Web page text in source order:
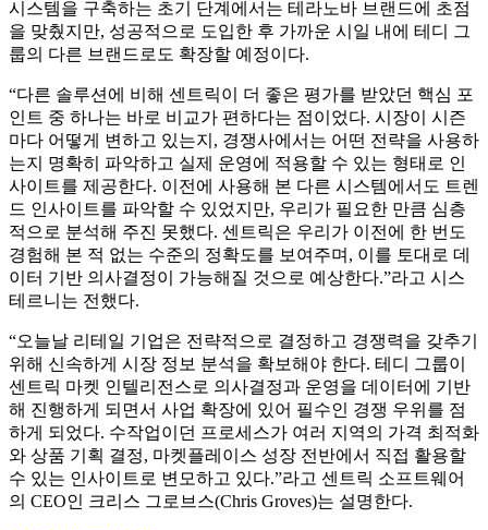
시스템을 구축하는 초기 단계에서는 테라노바 브랜드에 초점
을 맞췄지만, 성공적으로 도입한 후 가까운 시일 내에 테디 그
룹의 다른 브랜드로도 확장할 예정이다.
“다른 솔루션에 비해 센트릭이 더 좋은 평가를 받았던 핵심 포
인트 중 하나는 바로 비교가 편하다는 점이었다. 시장이 시즌
마다 어떻게 변하고 있는지, 경쟁사에서는 어떤 전략을 사용하
는지 명확히 파악하고 실제 운영에 적용할 수 있는 형태로 인
사이트를 제공한다. 이전에 사용해 본 다른 시스템에서도 트렌
드 인사이트를 파악할 수 있었지만, 우리가 필요한 만큼 심층
적으로 분석해 주진 못했다. 센트릭은 우리가 이전에 한 번도
경험해 본 적 없는 수준의 정확도를 보여주며, 이를 토대로 데
이터 기반 의사결정이 가능해질 것으로 예상한다.”라고 시스
테르니는 전했다.
“오늘날 리테일 기업은 전략적으로 결정하고 경쟁력을 갖추기
위해 신속하게 시장 정보 분석을 확보해야 한다. 테디 그룹이
센트릭 마켓 인텔리전스로 의사결정과 운영을 데이터에 기반
해 진행하게 되면서 사업 확장에 있어 필수인 경쟁 우위를 점
하게 되었다. 수작업이던 프로세스가 여러 지역의 가격 최적화
와 상품 기획 결정, 마켓플레이스 성장 전반에서 직접 활용할
수 있는 인사이트로 변모하고 있다.”라고 센트릭 소프트웨어
의 CEO인 크리스 그로브스(Chris Groves)는 설명한다.